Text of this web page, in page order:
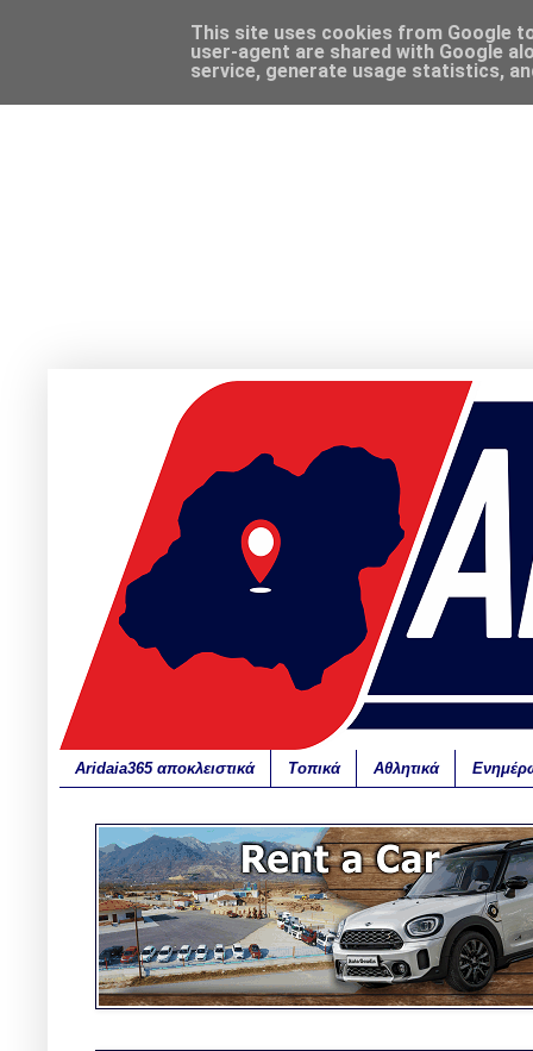
Aridaia365 αποκλειστικά Τοπικά Αθλητικά
This site uses cookies from Google
user-agent are shared with Google
service, generate usage statistics,